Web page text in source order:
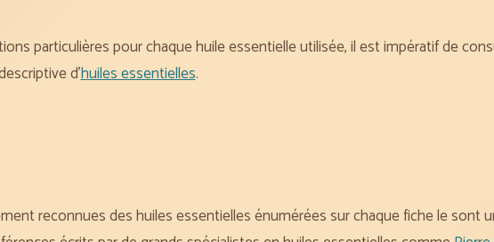
particulières pour chaque huile essentielle utilisée, il est impératif de
d’huiles essentielles.
reconnues des huiles essentielles énumérées sur chaque fiche le sont